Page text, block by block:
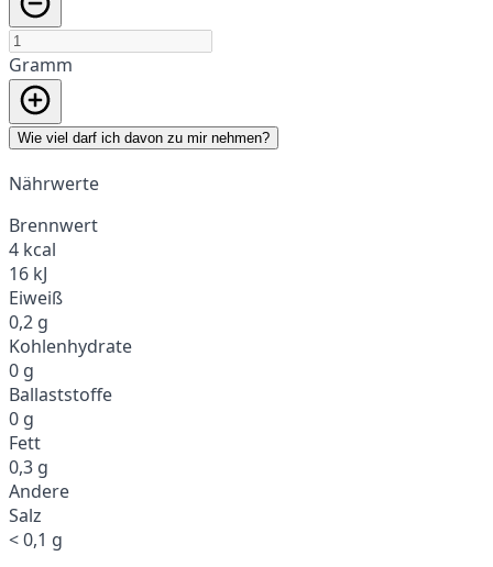
Gramm
Wie viel darf ich davon zu mir nehmen?
Nährwerte
Brennwert
4 kcal
16 kJ
Eiweiß
0,2 g
Kohlenhydrate
0 g
Ballaststoffe
0 g
Fett
0,3 g
Andere
Salz
< 0,1 g